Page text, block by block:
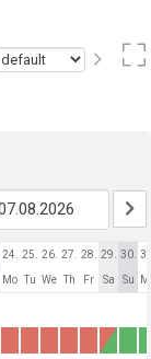
24.
Mo
25.
Tu
26.
We
27.
Th
28.
Fr
29.
Sa
30.
Su